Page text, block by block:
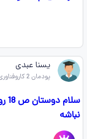
یسنا عبدی
پودمان 2 کاروفناوری هفتم
نباشه